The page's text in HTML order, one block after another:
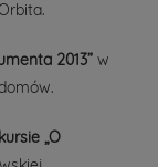
2013” w
„O